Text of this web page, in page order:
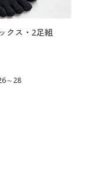
クス・2足組
～28